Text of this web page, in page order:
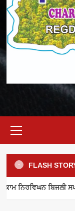
Menu
FLASH
ਨਿਰਵਿਘਨ ਬਿਜਲੀ
ELECTRICITY SUPPLY